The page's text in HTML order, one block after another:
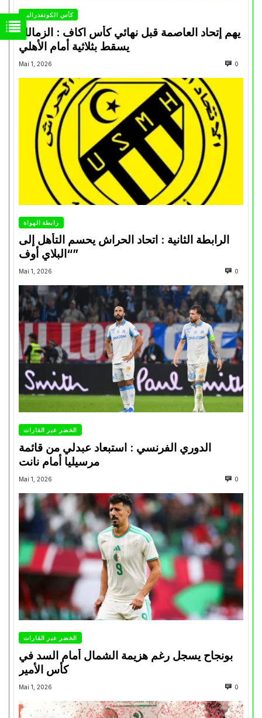
كأس الكونفدرالية
يهم إتحاد العاصمة قبل نهائي كأس اكاف : الزمالك
Mai 1, 2026 0
رابطة الهواة
الرابطة الثانية : اتحاد الحراش يحسم التأهل إلى
“البلاي أوف”
Mai 1, 2026 0
الخضر عبر القارات
الدوري الفرنسي : استبعاد عبدلي من قائمة
مرسيليا أمام نانت
Mai 1, 2026 0
الخضر عبر القارات
بونجاح يسجل رغم هزيمة الشمال أمام السد في
كأس الأمير
Mai 1, 2026 0